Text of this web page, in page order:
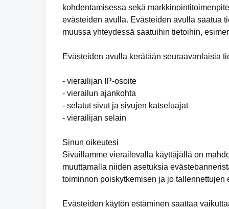
kohdentamisessa sekä
evästeiden avulla. Evästeiden avulla saatua
muussa yhteydessä saatuihin tietoihin,
Evästeiden avulla kerätään seuraavanlaisia
- vierailijan IP-osoite
- vierailun ajankohta
- selatut sivut ja sivujen katseluajat
- vierailijan selain
Sinun oikeutesi
Sivuillamme vierailevalla käyttäjällä on
muuttamalla niiden asetuksia
toiminnon poiskytkemisen ja jo tallennettujen
Evästeiden käytön estäminen saattaa